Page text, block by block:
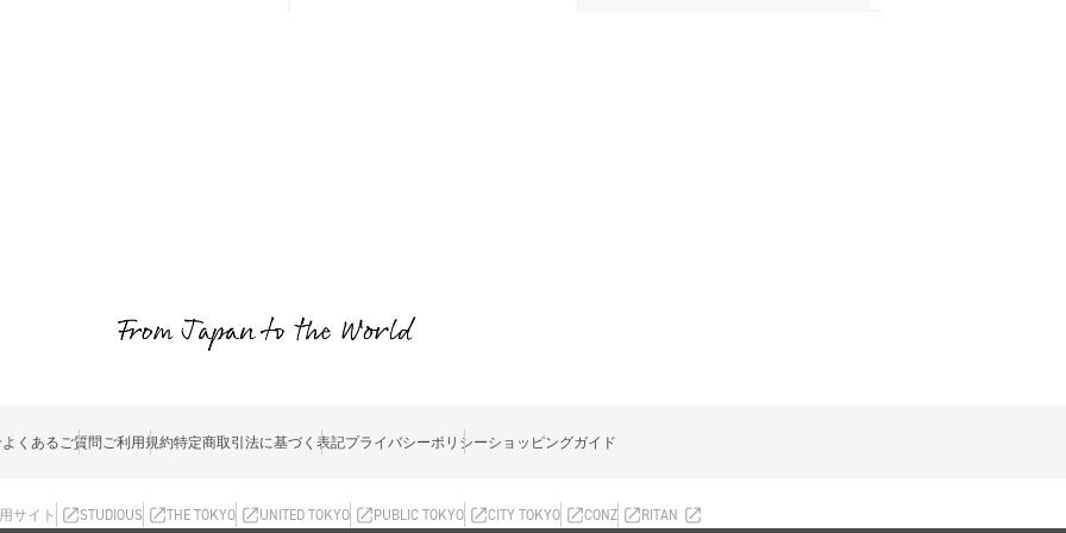
よくあるご質問ご利用規約特定商取引法に基づく表記プライバシーポリシーショッピングガイド
サイト STUDIOUS THE TOKYO UNITED TOKYO PUBLIC TOKYO CITY TOKYO CONZ RITAN